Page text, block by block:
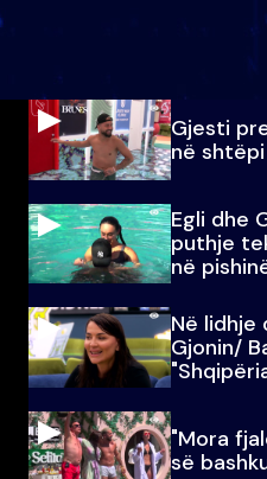
Gjesti
në shtëpi
Egli dhe
puthje
në
Në lidhje
Gjonin/
madhe
"Mora
së